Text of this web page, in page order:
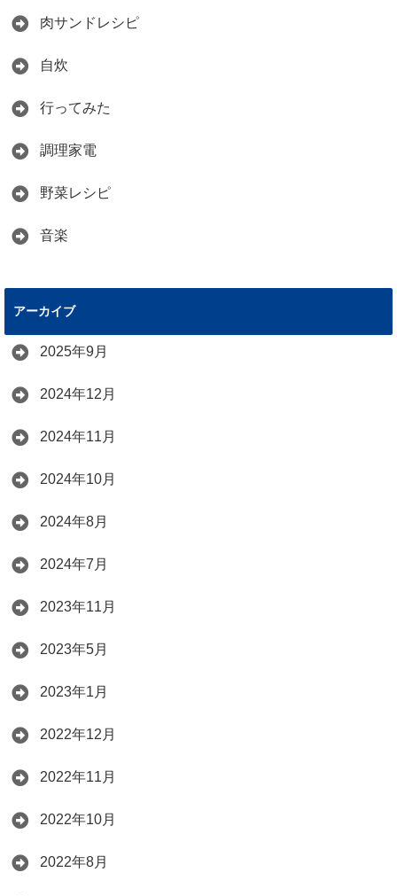
肉サンドレシピ
自炊
行ってみた
調理家電
野菜レシピ
音楽
アーカイブ
2025年9月
2024年12月
2024年11月
2024年10月
2024年8月
2024年7月
2023年11月
2023年5月
2023年1月
2022年12月
2022年11月
2022年10月
2022年8月